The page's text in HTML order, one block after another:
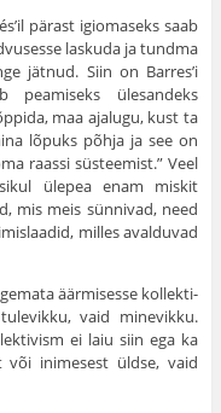
pärast igiomaseks saab
laskuda ja tundma
jätnud. Siin on Barres’i
peamiseks ülesandeks
maa ajalugu, kust ta
lõpuks põhja ja see on
raassi süsteemist.” Veel
ülepea enam miskit
mis meis sünnivad, need
milles avalduvad
äärmisesse kollekti­
vaid minevikku.
ei laiu siin ega ka
või inimesest üldse, vaid